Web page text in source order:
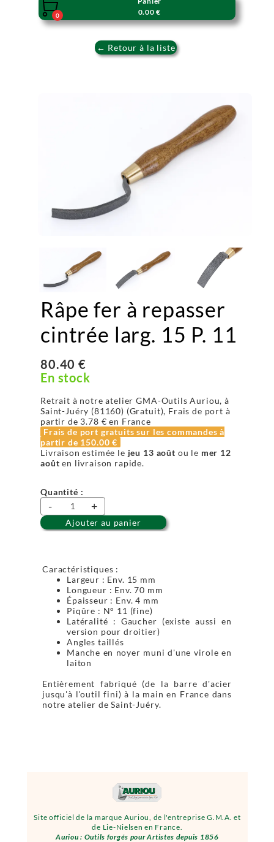
Site officiel de la marque Auriou, de l'entreprise G.M.A. et
de Lie-Nielsen en France.
Auriou : Outils forgés pour Artistes depuis 1856

0
0.00 €
← Retour à la liste
Râpe fer à repasser
cintrée larg. 15 P. 11
80.40 €
En stock
Retrait à notre atelier GMA-Outils Auriou, à
Saint-Juéry (81160) (Gratuit), Frais de port à
partir de 3.78 € en France
Frais de port gratuits sur les commandes à
partir de 150.00 €
Livraison estimée le jeu 13 août ou le mer 12
août en livraison rapide.
Quantité :
- +
Ajouter au panier
Caractéristiques :
Largeur : Env. 15 mm
Longueur : Env. 70 mm
Épaisseur : Env. 4 mm
Piqûre : N° 11 (fine)
Latéralité : Gaucher (existe aussi en
version pour droitier)
Angles taillés
Manche en noyer muni d'une virole en
laiton
Entièrement fabriqué (de la barre d'acier
jusqu'à l'outil fini) à la main en France dans
notre atelier de Saint-Juéry.